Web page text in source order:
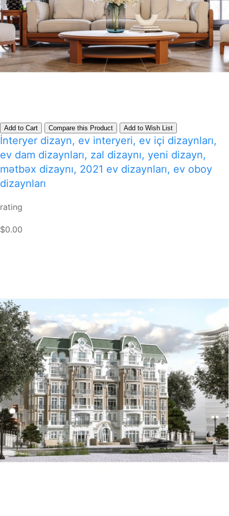
Add to Cart Compare this Product Add to Wish List
İnteryer dizayn, ev interyeri, ev içi dizaynları,
ev dam dizaynları, zal dizaynı, yeni dizayn,
mətbəx dizaynı, 2021 ev dizaynları, ev oboy
dizaynları
rating
$0.00